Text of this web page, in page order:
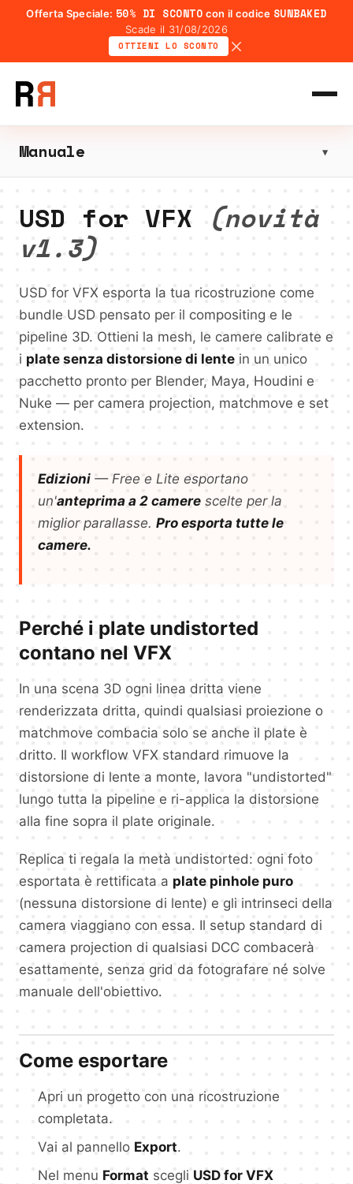
Offerta Speciale: 50% DI SCONTO con il codice SUNBAKED
Scade il 31/08/2026
OTTIENI LO SCONTO
Manuale ▼
USD for VFX (novità
v1.3)
USD for VFX esporta la tua ricostruzione come
bundle USD pensato per il compositing e le
pipeline 3D. Ottieni la mesh, le camere calibrate e
i plate senza distorsione di lente in un unico
pacchetto pronto per Blender, Maya, Houdini e
Nuke — per camera projection, matchmove e set
extension.
Edizioni — Free e Lite esportano
un'anteprima a 2 camere scelte per la
miglior parallasse. Pro esporta tutte le
camere.
Perché i plate undistorted
contano nel VFX
In una scena 3D ogni linea dritta viene
renderizzata dritta, quindi qualsiasi proiezione o
matchmove combacia solo se anche il plate è
dritto. Il workflow VFX standard rimuove la
distorsione di lente a monte, lavora "undistorted"
lungo tutta la pipeline e ri-applica la distorsione
alla fine sopra il plate originale.
Replica ti regala la metà undistorted: ogni foto
esportata è rettificata a plate pinhole puro
(nessuna distorsione di lente) e gli intrinseci della
camera viaggiano con essa. Il setup standard di
camera projection di qualsiasi DCC combacerà
esattamente, senza grid da fotografare né solve
manuale dell'obiettivo.
Come esportare
Apri un progetto con una ricostruzione
completata.
Vai al pannello Export.
Nel menu Format scegli USD for VFX